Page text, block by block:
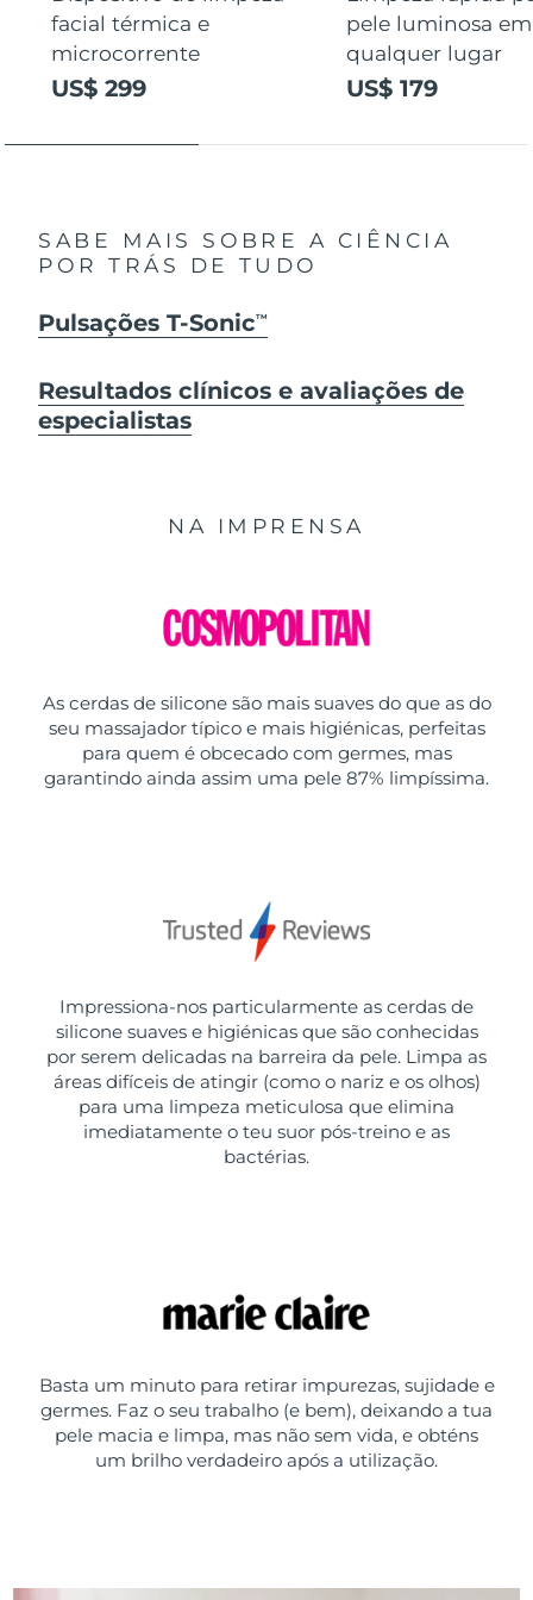
facial térmica e
microcorrente
US$ 299
pele luminosa em
qualquer lugar
US$ 179
SABE MAIS SOBRE A CIÊNCIA
POR TRÁS DE TUDO
Pulsações T-SonicTM
Resultados clínicos e avaliações de
especialistas
NA IMPRENSA
As cerdas de silicone são mais suaves do que as do
seu massajador típico e mais higiénicas, perfeitas
para quem é obcecado com germes, mas
garantindo ainda assim uma pele 87% limpíssima.
Impressiona-nos particularmente as cerdas de
silicone suaves e higiénicas que são conhecidas
por serem delicadas na barreira da pele. Limpa as
áreas difíceis de atingir (como o nariz e os olhos)
para uma limpeza meticulosa que elimina
imediatamente o teu suor pós-treino e as
bactérias.
Basta um minuto para retirar impurezas, sujidade e
germes. Faz o seu trabalho (e bem), deixando a tua
pele macia e limpa, mas não sem vida, e obténs
um brilho verdadeiro após a utilização.